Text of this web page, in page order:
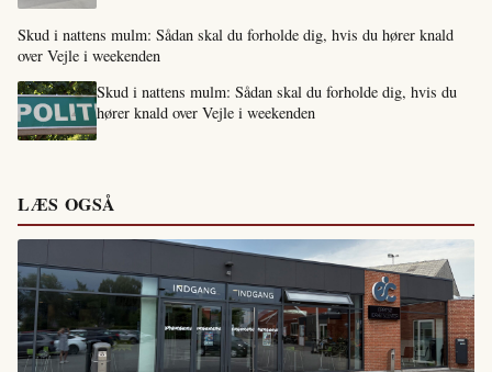
Skud i nattens mulm: Sådan skal du forholde dig, hvis du hører knald
over Vejle i weekenden
Skud i nattens mulm: Sådan skal du forholde dig, hvis du
hører knald over Vejle i weekenden
LÆS OGSÅ